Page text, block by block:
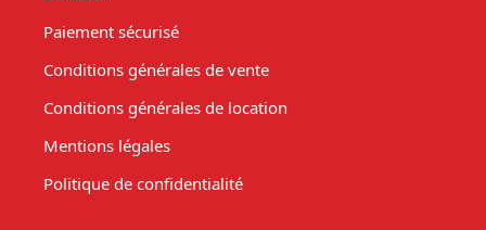
Paiement sécurisé
Conditions générales de vente
Conditions générales de location
Mentions légales
Politique de confidentialité